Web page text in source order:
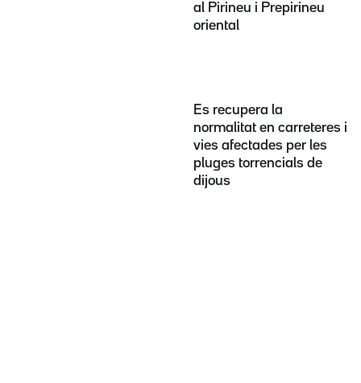
al Pirineu i Prepirineu
oriental
Es recupera la
normalitat en carreteres i
vies afectades per les
pluges torrencials de
dijous